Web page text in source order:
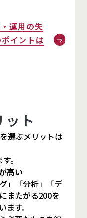
運用の失
イントは
ト
選ぶメリットは
。
高い
」「分析」「デ
またがる200を
す。